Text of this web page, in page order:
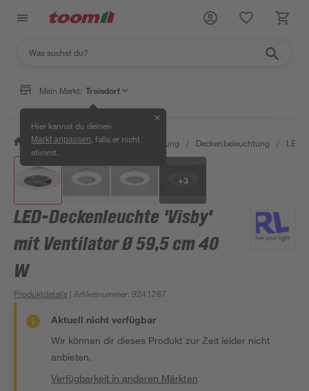
Mein Markt: Troisdorf
Hier kannst du deinen
Markt anpassen , falls er nicht
stimmt.
✕
/ Wohnen & Haushalt / Beleuchtung / Deckenbeleuchtung / LED-
+3
LED-Deckenleuchte 'Visby'
mit Ventilator Ø 59,5 cm 40
W
Produktdetails | Artikelnummer:9241287
Aktuell nicht verfügbar
Wir können dir dieses Produkt zur Zeit leider nicht
anbieten.
Verfügbarkeit in anderen Märkten